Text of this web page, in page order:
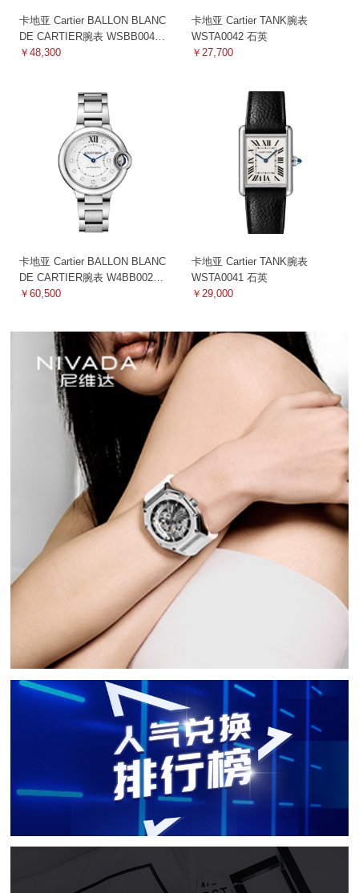
卡地亚 Cartier BALLON BLANC
DE CARTIER腕表 WSBB0044
机械
￥48,300
卡地亚 Cartier TANK腕表
WSTA0042 石英
￥27,700
卡地亚 Cartier BALLON BLANC
DE CARTIER腕表 W4BB0021
机械
￥60,500
卡地亚 Cartier TANK腕表
WSTA0041 石英
￥29,000